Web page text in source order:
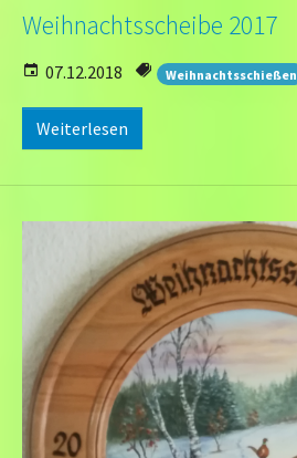
Weihnachtsscheibe 2017
07.12.2018 Weihnachtsschießen
Weiterlesen